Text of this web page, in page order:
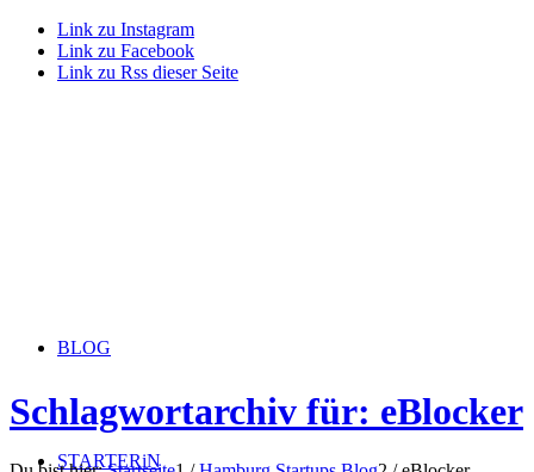
Link zu Instagram
Link zu Facebook
Link zu Rss dieser Seite
BLOG
STARTERiN
Schlagwortarchiv für: eBlocker